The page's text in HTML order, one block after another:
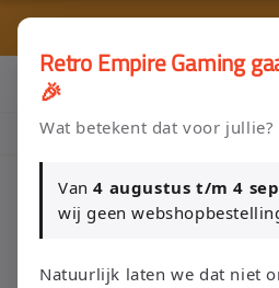
naar de
Klik Hier en Verkoop je Game of
Nieuw: zoek je Magic-deck
Retro Empire Gaming
🎉
Wat betekent dat voor jullie?
Van4 augustus t/m 4
wij geen
Natuurlijk laten we dat niet